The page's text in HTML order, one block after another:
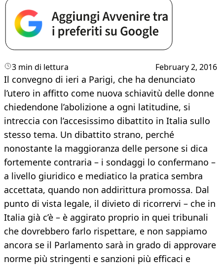
3 min di lettura February 2, 2016
Il convegno di ieri a Parigi, che ha denunciato
l’utero in affitto come nuova schiavitù delle donne
chiedendone l’abolizione a ogni latitudine, si
intreccia con l’accesissimo dibattito in Italia sullo
stesso tema. Un dibattito strano, perché
nonostante la maggioranza delle persone si dica
fortemente contraria – i sondaggi lo confermano –
a livello giuridico e mediatico la pratica sembra
accettata, quando non addirittura promossa. Dal
punto di vista legale, il divieto di ricorrervi – che in
Italia già c’è – è aggirato proprio in quei tribunali
che dovrebbero farlo rispettare, e non sappiamo
ancora se il Parlamento sarà in grado di approvare
norme più stringenti e sanzioni più efficaci e